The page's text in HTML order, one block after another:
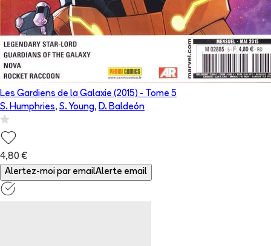
Les Gardiens de la Galaxie (2015) - Tome 5
S. Humphries, S. Young, D. Baldeón
4,80 €
Alertez-moi par emailAlerte email